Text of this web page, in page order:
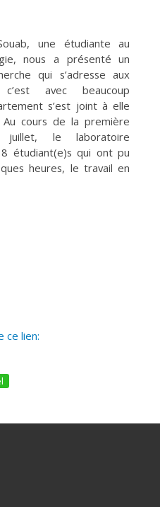
une étudiante au
nous a présenté un
qui s’adresse aux
avec beaucoup
s’est joint à elle
cours de la première
le laboratoire
étudiant(e)s qui ont pu
heures, le travail en
ce lien: